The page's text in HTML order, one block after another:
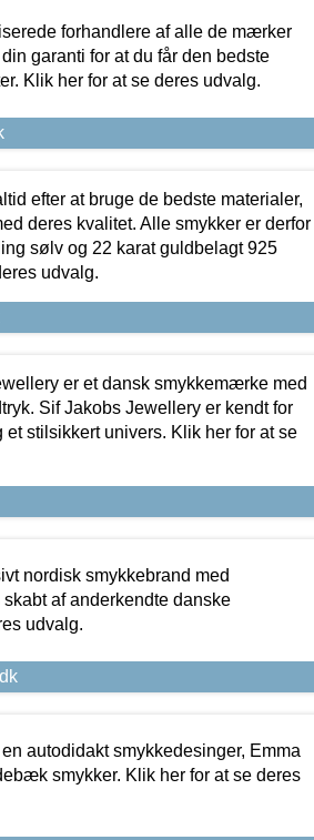
forhandlere af alle de mærker
garanti for at du får den bedste
Klik her for at se deres udvalg.
efter at bruge de bedste materialer,
deres kvalitet. Alle smykker er derfor
sølv og 22 karat guldbelagt 925
udvalg.
er et dansk smykkemærke med
Sif Jakobs Jewellery er kendt for
stilsikkert univers. Klik her for at se
nordisk smykkebrand med
af anderkendte danske
udvalg.
autodidakt smykkedesinger, Emma
smykker. Klik her for at se deres